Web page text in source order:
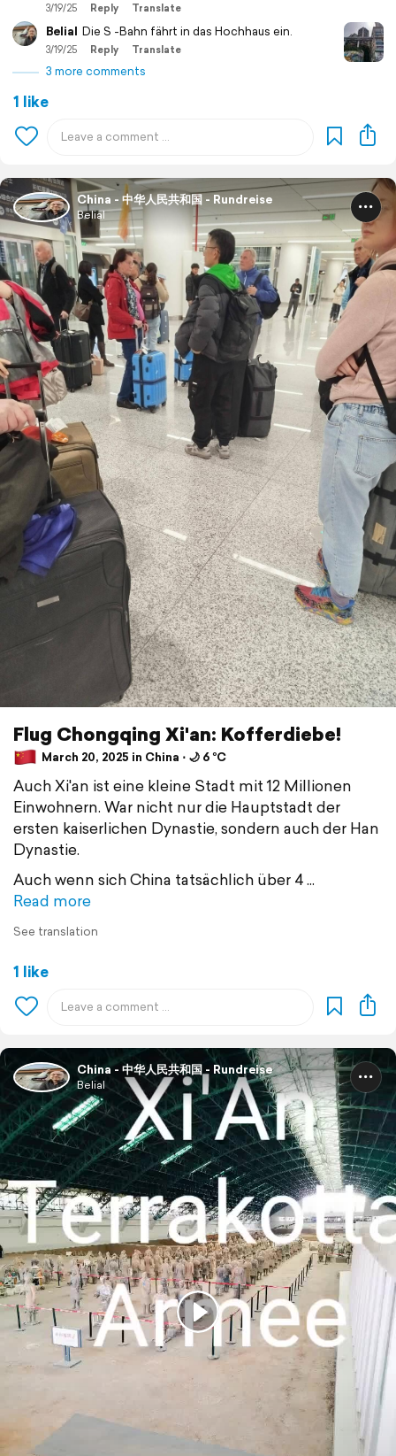
3/19/25 Reply Translate
Belial Die S -Bahn fährt in das Hochhaus ein.
3/19/25 Reply Translate
3 more comments
1 like
China - 中华人民共和国 - Rundreise
Belial
Flug Chongqing Xi'an: Kofferdiebe!
March 20, 2025 in China ⋅ 🌙 6 °C
Auch Xi'an ist eine kleine Stadt mit 12 Millionen
Einwohnern. War nicht nur die Hauptstadt der
ersten kaiserlichen Dynastie, sondern auch der Han
Dynastie.
Auch wenn sich China tatsächlich über 4
Read more
See translation
1 like
China - 中华人民共和国 - Rundreise
Belial